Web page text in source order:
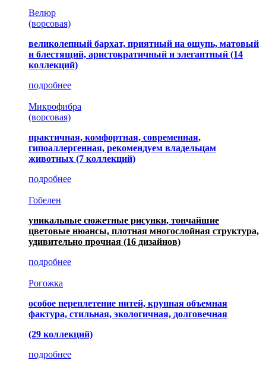
Велюр
(ворсовая)
великолепный бархат, приятный на ощупь, матовый
и блестящий, аристократичный и элегантный (14
коллекций)
подробнее
Микрофибра
(ворсовая)
практичная, комфортная, современная,
гипоаллергенная, рекомендуем владельцам
животных (7 коллекций)
подробнее
Гобелен
уникальные сюжетные рисунки, тончайшие
цветовые нюансы, плотная многослойная структура,
удивительно прочная (16 дизайнов)
подробнее
Рогожка
особое переплетение нитей, крупная объемная
фактура, стильная, экологичная, долговечная
(29 коллекций)
подробнее